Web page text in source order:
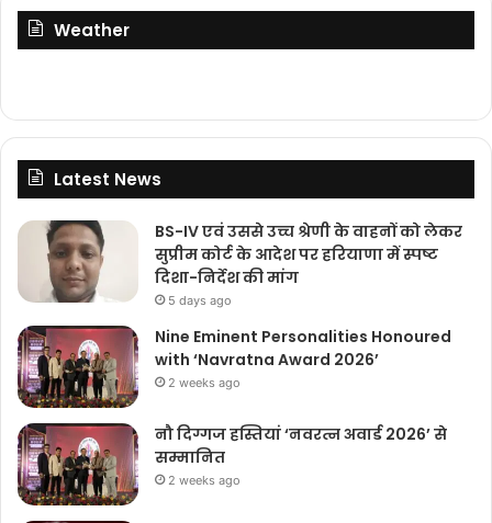
Weather
Latest News
BS-IV एवं उससे उच्च श्रेणी के वाहनों को लेकर
सुप्रीम कोर्ट के आदेश पर हरियाणा में स्पष्ट
दिशा-निर्देश की मांग
5 days ago
Nine Eminent Personalities Honoured
with ‘Navratna Award 2026’
2 weeks ago
नौ दिग्गज हस्तियां ‘नवरत्न अवार्ड 2026’ से
सम्मानित
2 weeks ago